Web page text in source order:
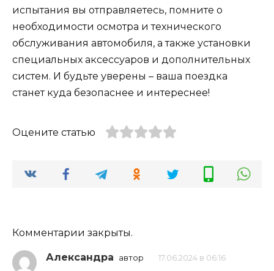
испытания вы отправляетесь, помните о
необходимости осмотра и технического
обслуживания автомобиля, а также установки
специальных аксессуаров и дополнительных
систем. И будьте уверены – ваша поездка
станет куда безопаснее и интереснее!
Оцените статью
Комментарии закрыты.
Александра автор 17.06.2024 в 06:16